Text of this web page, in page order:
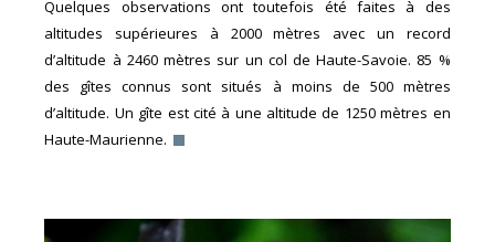
Quelques observations ont toutefois été faites à des
altitudes supérieures à 2000 mètres avec un record
d’altitude à 2460 mètres sur un col de Haute-Savoie. 85 %
des gîtes connus sont situés à moins de 500 mètres
d’altitude. Un gîte est cité à une altitude de 1250 mètres en
Haute-Maurienne.